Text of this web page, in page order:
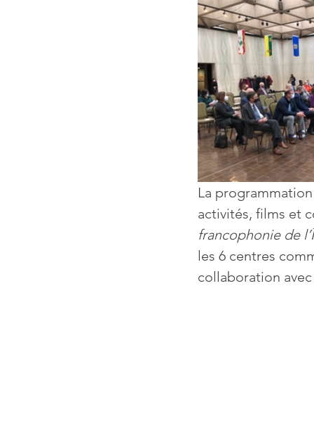
La
activités, films et
francophonie de
les 6 centres
collaboration